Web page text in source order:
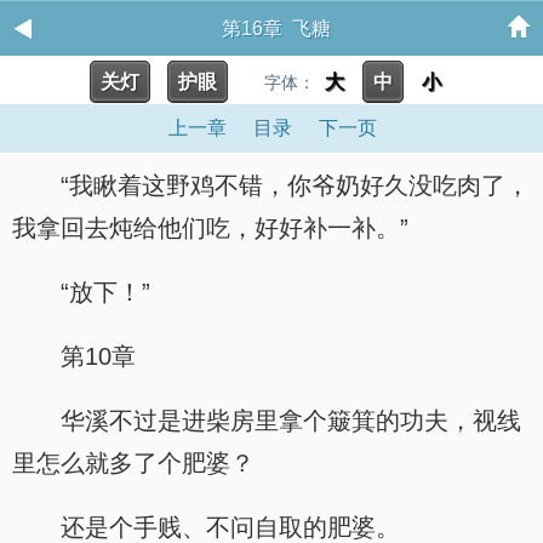
第16章 飞糖
关灯 护眼 字体： 大 中 小
上一章 目录 下一页
“我瞅着这野鸡不错，你爷奶好久没吃肉了，
我拿回去炖给他们吃，好好补一补。”
“放下！”
第10章
华溪不过是进柴房里拿个簸箕的功夫，视线
里怎么就多了个肥婆？
还是个手贱、不问自取的肥婆。